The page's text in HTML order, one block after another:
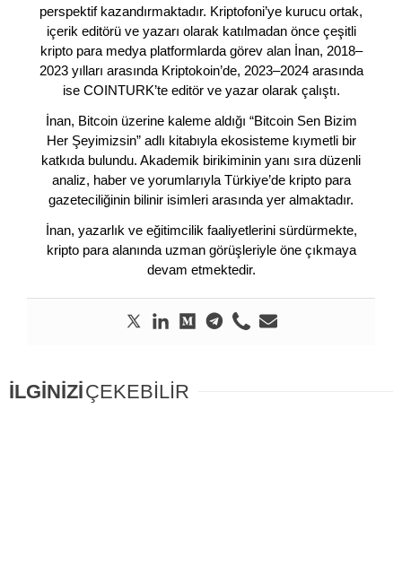
perspektif kazandırmaktadır. Kriptofoni’ye kurucu ortak,
içerik editörü ve yazarı olarak katılmadan önce çeşitli
kripto para medya platformlarda görev alan İnan, 2018–
2023 yılları arasında Kriptokoin’de, 2023–2024 arasında
ise COINTURK’te editör ve yazar olarak çalıştı.
İnan, Bitcoin üzerine kaleme aldığı “Bitcoin Sen Bizim
Her Şeyimizsin” adlı kitabıyla ekosisteme kıymetli bir
katkıda bulundu. Akademik birikiminin yanı sıra düzenli
analiz, haber ve yorumlarıyla Türkiye’de kripto para
gazeteciliğinin bilinir isimleri arasında yer almaktadır.
İnan, yazarlık ve eğitimcilik faaliyetlerini sürdürmekte,
kripto para alanında uzman görüşleriyle öne çıkmaya
devam etmektedir.
İLGİNİZİÇEKEBİLİR